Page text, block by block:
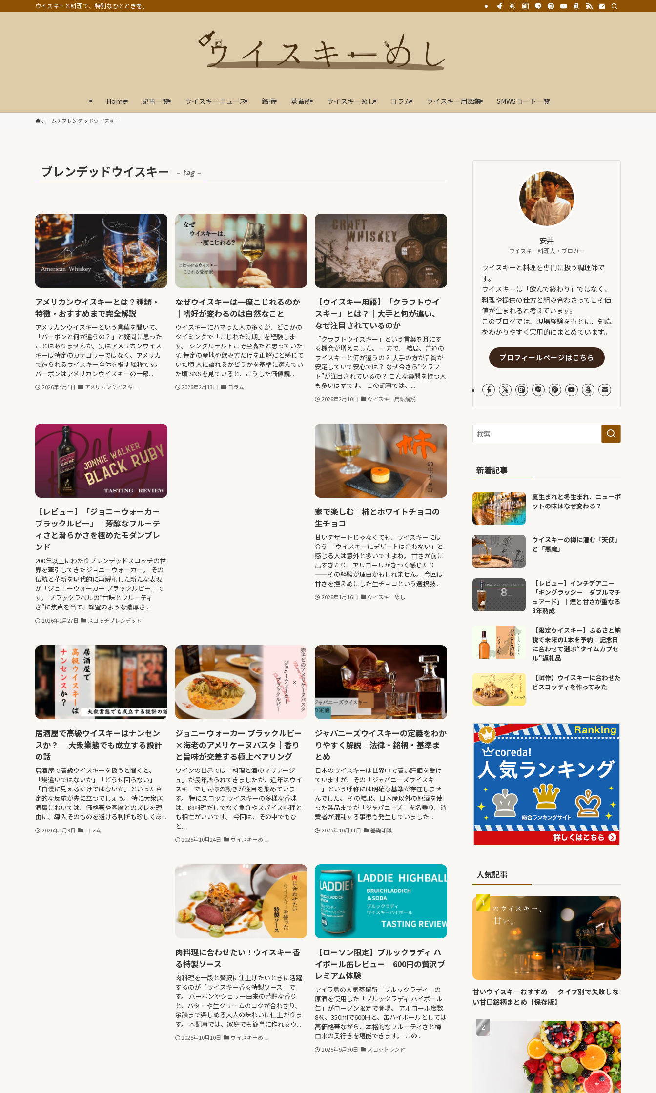
ウイスキーと料理で、特別なひとときを。
Home 記事一覧 ウイスキーニュース 銘柄 蒸留所 ウイスキーめし コラム ウイスキー用語集 SMWSコード一覧
ホーム ブレンデッドウイスキー
ブレンデッドウイスキー – tag –
アメリカンウイスキーとは？種類・
特徴・おすすめまで完全解説
アメリカンウイスキーという言葉を聞いて、
「バーボンと何が違うの？」と疑問に思った
ことはありませんか。実はアメリカンウイス
キーは特定のカテゴリーではなく、アメリカ
で造られるウイスキー全体を指す総称です。
バーボンはアメリカンウイスキーの一部...
2026年4月1日 アメリカンウイスキー
なぜウイスキーは一度こじれるのか
｜嗜好が変わるのは自然なこと
ウイスキーにハマった人の多くが、どこかの
タイミングで「こじれた時期」を経験しま
す。 シングルモルトこそ至高だと思っていた
頃 特定の産地や飲み方だけを正解だと感じて
いた頃 人に語れるかどうかを基準に選んでい
た頃 SNSを見ていると、こうした価値観...
2026年2月13日 コラム
【ウイスキー用語】「クラフトウイ
スキー」とは？｜大手と何が違い、
なぜ注目されているのか
「クラフトウイスキー」という言葉を耳にす
る機会が増えました。 一方で、 結局、普通の
ウイスキーと何が違うの？ 大手の方が品質が
安定していて安心では？ なぜ今さら“クラフ
ト”が注目されているの？ こんな疑問を持つ人
も多いはずです。 この記事では、...
2026年2月10日 ウイスキー用語解説
【レビュー】「ジョニーウォーカー
ブラックルビー」｜芳醇なフルーテ
ィさと滑らかさを極めたモダンブレ
ンド
200年以上にわたりブレンデッドスコッチの世
界を牽引してきたジョニーウォーカー。 その
伝統と革新を現代的に再解釈した新たな表現
が「ジョニーウォーカー ブラックルビー」で
す。 ブラックラベルの“甘味とフルーティ
さ”に焦点を当て、蜂蜜のような濃厚さ...
2026年1月27日 スコッチブレンデッド
家で楽しむ｜柿とホワイトチョコの
生チョコ
甘いデザートじゃなくても、ウイスキーには
合う 「ウイスキーにデザートは合わない」と
感じる人は意外と多いですよね。 甘さが前に
出すぎたり、アルコールがきつく感じたり
——その経験が理由かもしれません。 今回は
甘さを控えめにした生チョコという選択肢...
2026年1月16日 ウイスキーめし
居酒屋で高級ウイスキーはナンセン
スか？─ 大衆業態でも成立する設計
の話
居酒屋で高級ウイスキーを扱うと聞くと、
「場違いではないか」「どうせ回らない」
「自慢に見えるだけではないか」といった否
定的な反応が先に立つでしょう。 特に大衆居
酒屋においては、価格帯や客層とのズレを理
由に、導入そのものを避ける判断も珍しくあ...
2026年1月9日 コラム
ジョニーウォーカー ブラックルビー
×海老のアメリケーヌパスタ｜香り
と旨味が交差する極上ペアリング
ワインの世界では「料理と酒のマリアージ
ュ」が長年語られてきましたが、近年はウイ
スキーでも同様の動きが注目を集めていま
す。 特にスコッチウイスキーの多様な香味
は、肉料理だけでなく魚介やスパイス料理と
も相性がいいです。 今回は、その中でもひ
と...
2025年10月24日 ウイスキーめし
ジャパニーズウイスキーの定義をわか
りやすく解説｜法律・銘柄・基準ま
とめ
日本のウイスキーは世界中で高い評価を受け
ていますが、その「ジャパニーズウイスキ
ー」という呼称には明確な基準が存在しませ
んでした。 その結果、日本産以外の原酒を使
った製品までが「ジャパニーズ」を名乗り、消
費者が混乱する事態も発生していました...
2025年10月11日 基礎知識
肉料理に合わせたい！ウイスキー香
る特製ソース
肉料理を一段と贅沢に仕上げたいときに活躍
するのが「ウイスキー香る特製ソース」で
す。 バーボンやシェリー由来の芳醇な香り
と、バターや生クリームのコクが合わさり、
余韻まで楽しめる大人の味わいに仕上がりま
す。 本記事では、家庭でも簡単に作れるウ...
2025年10月10日 ウイスキーめし
【ローソン限定】ブルックラディ ハ
イボール缶レビュー｜600円の贅沢プ
レミアム体験
アイラ島の人気蒸留所「ブルックラディ」の
原酒を使用した「ブルックラディ ハイボール
缶」がローソン限定で登場。 アルコール度数
8％、350mlで600円と、缶ハイボールとしては
高価格帯ながら、本格的なフルーティさと樽
由来の奥行きを堪能できます。 この...
2025年9月30日 スコットランド
安井
ウイスキー料理人・ブロガー
ウイスキーと料理を専門に扱う調理師で
す。
ウイスキーは「飲んで終わり」ではなく、
料理や提供の仕方と組み合わさってこそ価
値が生まれると考えています。
このブログでは、現場経験をもとに、知識
をわかりやすく実用的にまとめています。
プロフィールページはこちら
新着記事
夏生まれと冬生まれ、ニューポ
ットの味はなぜ変わる？
ウイスキーの樽に潜む「天使」
と「悪魔」
【レビュー】インチデアニー
「キングラッシー ダブルマチ
ュアード」｜煙と甘さが重なる
8年熟成
【限定ウイスキー】ふるさと納
税で未来の1本を予約｜記念日
に合わせて選ぶ“タイムカプセ
ル”返礼品
【試作】ウイスキーに合わせた
ビスコッティを作ってみた
人気記事
甘いウイスキーおすすめ ― タイプ別で失敗しな
い甘口銘柄まとめ【保存版】